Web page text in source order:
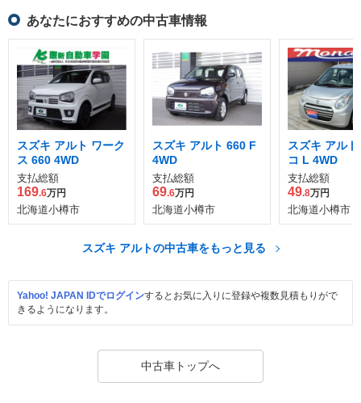
あなたにおすすめの中古車情報
スズキ アルト ワーク
ス 660 4WD
支払総額
169.6万円
北海道小樽市
スズキ アルト 660 F
4WD
支払総額
69.6万円
北海道小樽市
スズキ アル
コ L 4WD
支払総額
49.8万円
北海道小樽市
スズキ アルトの中古車をもっと見る
Yahoo! JAPAN IDでログインするとお気に入りに登録や複数見積もりがで
きるようになります。
中古車トップへ